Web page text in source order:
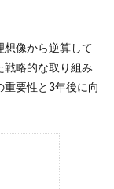
想像から逆算して
戦略的な取り組み
要性と3年後に向